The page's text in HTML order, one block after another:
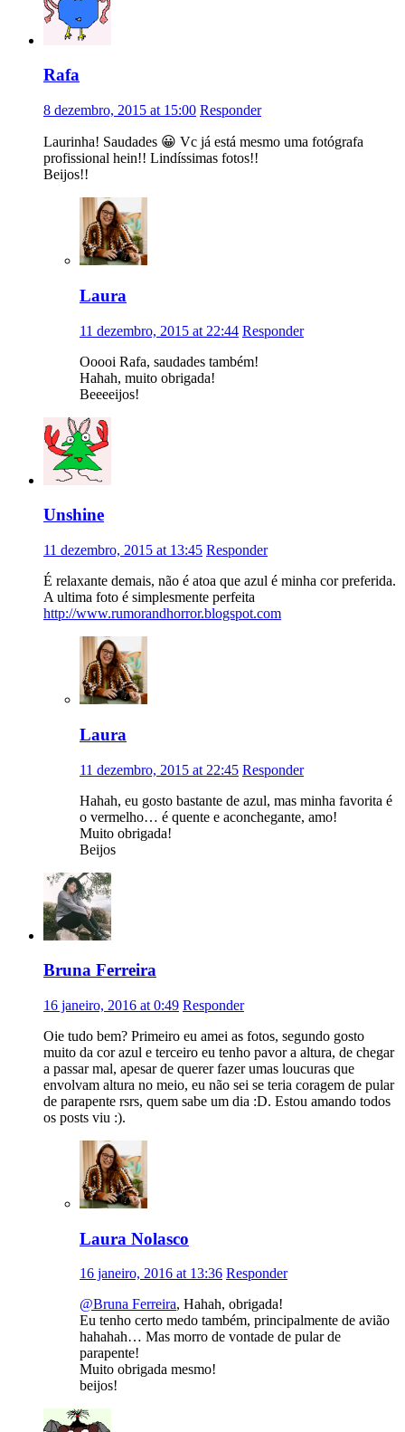
Rafa
8 dezembro, 2015 at 15:00 Responder
Laurinha! Saudades 😀 Vc já está mesmo uma fotógrafa
profissional hein!! Lindíssimas fotos!!
Beijos!!
Laura
11 dezembro, 2015 at 22:44 Responder
Ooooi Rafa, saudades também!
Hahah, muito obrigada!
Beeeeijos!
Unshine
11 dezembro, 2015 at 13:45 Responder
É relaxante demais, não é atoa que azul é minha cor preferida.
A ultima foto é simplesmente perfeita
http://www.rumorandhorror.blogspot.com
Laura
11 dezembro, 2015 at 22:45 Responder
Hahah, eu gosto bastante de azul, mas minha favorita é
o vermelho… é quente e aconchegante, amo!
Muito obrigada!
Beijos
Bruna Ferreira
16 janeiro, 2016 at 0:49 Responder
Oie tudo bem? Primeiro eu amei as fotos, segundo gosto
muito da cor azul e terceiro eu tenho pavor a altura, de chegar
a passar mal, apesar de querer fazer umas loucuras que
envolvam altura no meio, eu não sei se teria coragem de pular
de parapente rsrs, quem sabe um dia :D. Estou amando todos
os posts viu :).
Laura Nolasco
16 janeiro, 2016 at 13:36 Responder
@Bruna Ferreira, Hahah, obrigada!
Eu tenho certo medo também, principalmente de avião
hahahah… Mas morro de vontade de pular de
parapente!
Muito obrigada mesmo!
beijos!